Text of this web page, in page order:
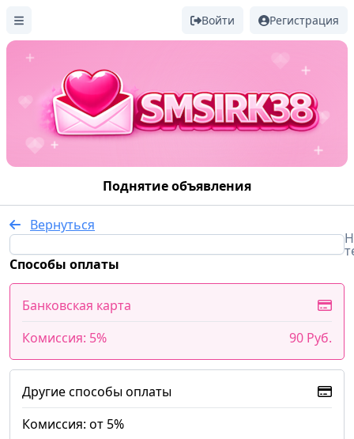
Войти Регистрация
Поднятие объявления
Вернуться
Способы оплаты
Банковская карта
Комиссия: 5%
90 Руб.
Другие способы оплаты
Комиссия: от 5%